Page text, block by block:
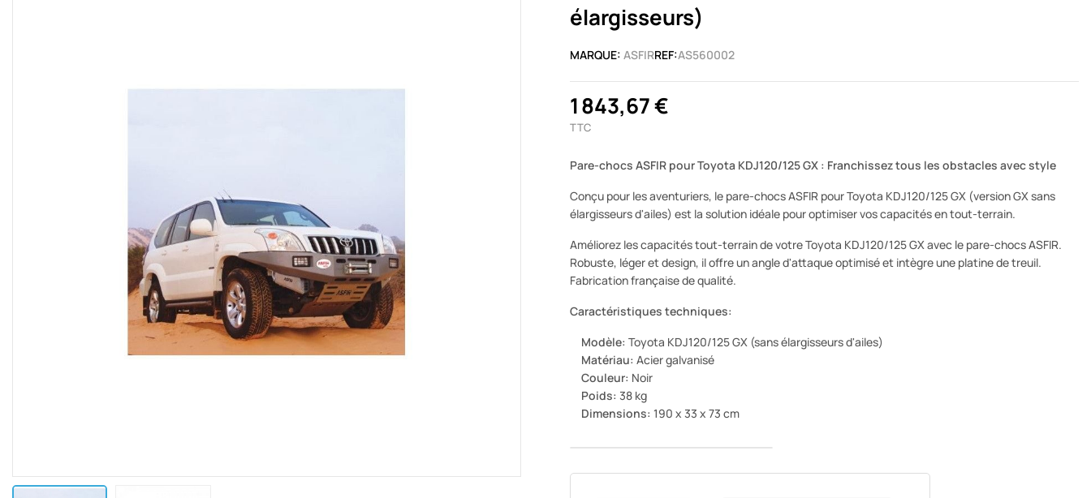
élargisseurs)
MARQUE: ASFIRREF:AS560002
1 843,67 €
TTC
Pare-chocs ASFIR pour Toyota KDJ120/125 GX : Franchissez tous les obstacles avec style
Conçu pour les aventuriers, le pare-chocs ASFIR pour Toyota KDJ120/125 GX (version GX sans
élargisseurs d'ailes) est la solution idéale pour optimiser vos capacités en tout-terrain.
Améliorez les capacités tout-terrain de votre Toyota KDJ120/125 GX avec le pare-chocs ASFIR.
Robuste, léger et design, il offre un angle d'attaque optimisé et intègre une platine de treuil.
Fabrication française de qualité.
Caractéristiques techniques:
Modèle: Toyota KDJ120/125 GX (sans élargisseurs d'ailes)
Matériau: Acier galvanisé
Couleur: Noir
Poids: 38 kg
Dimensions: 190 x 33 x 73 cm